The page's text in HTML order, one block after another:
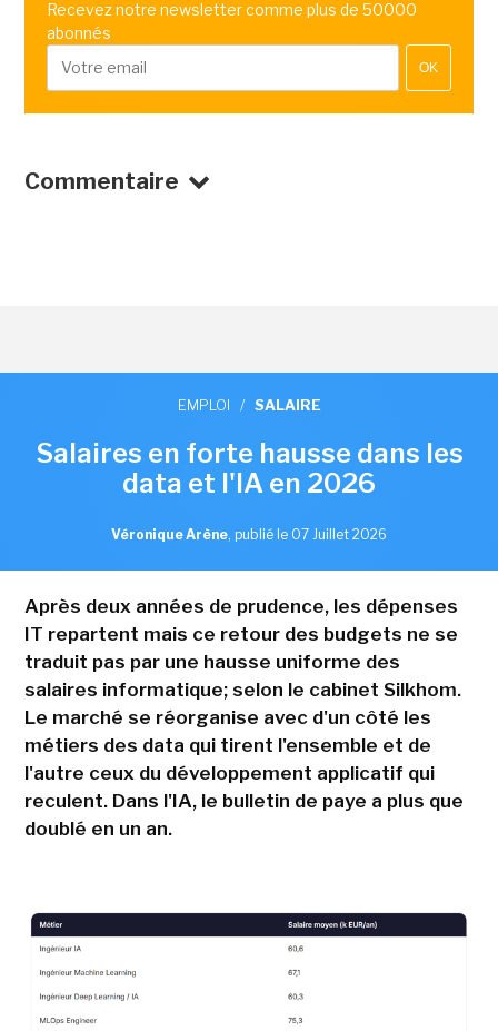
Recevez notre newsletter comme plus de 50000
abonnés
OK
Commentaire
EMPLOI / SALAIRE
Salaires en forte hausse dans les
data et l'IA en 2026
Véronique Arène, publié le 07 Juillet 2026
Après deux années de prudence, les dépenses
IT repartent mais ce retour des budgets ne se
traduit pas par une hausse uniforme des
salaires informatique; selon le cabinet Silkhom.
Le marché se réorganise avec d'un côté les
métiers des data qui tirent l'ensemble et de
l'autre ceux du développement applicatif qui
reculent. Dans l'IA, le bulletin de paye a plus que
doublé en un an.